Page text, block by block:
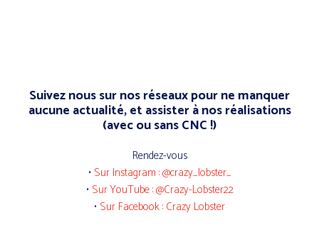
Suivez nous sur nos réseaux pour ne manquer
aucune actualité, et assister à nos réalisations
(avec ou sans CNC !)
Rendez-vous
• Sur Instagram : @crazy_lobster_
• Sur YouTube : @Crazy-Lobster22
• Sur Facebook : Crazy Lobster